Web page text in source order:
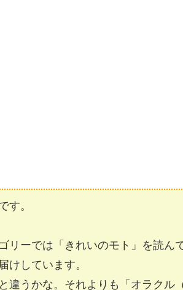
す。
リーでは「きれいのモト」を読ん
けしています。
違うかな。それよりも「オラクル